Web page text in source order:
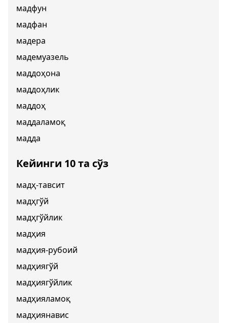
мадфун
мадфан
мадера
мадемуазель
маддоҳона
маддоҳлик
маддоҳ
маддаламоқ
мадда
Кейинги 10 та сўз
мадҳ-тавсит
мадҳгўй
мадҳгўйлик
мадҳия
мадҳия-рубоий
мадҳиягўй
мадҳиягўйлик
мадҳияламоқ
мадҳиянавис